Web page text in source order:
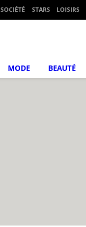
SOCIÉTÉ STARS LOISIRS
MODE BEAUTÉ